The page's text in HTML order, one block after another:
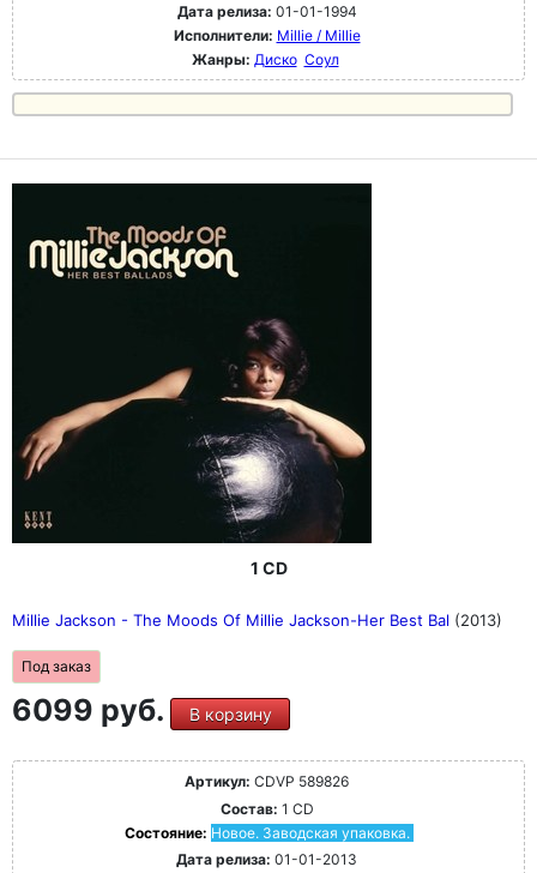
Дата релиза: 01-01-1994
Исполнители: Millie / Millie
Жанры: Диско Соул
1 CD
Millie Jackson - The Moods Of Millie Jackson-Her Best Bal (2013)
Под заказ
6099 руб. В корзину
Артикул: CDVP 589826
Состав: 1 CD
Состояние: Новое. Заводская упаковка.
Дата релиза: 01-01-2013